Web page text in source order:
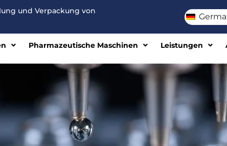
und Verpackung von
Pharmazeutische Maschinen Leistungen